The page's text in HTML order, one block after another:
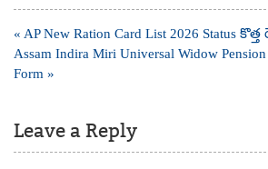
Post
navigation
« AP New Ration Card List 2026 Status
Assam Indira Miri Universal Widow
Form »
Leave a Reply